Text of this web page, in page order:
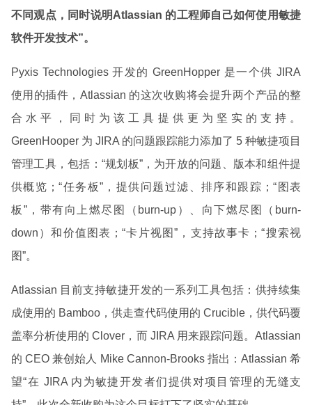
不同观点，同时说明Atlassian 的工程师自己如何使用敏捷
软件开发技术”。
Pyxis Technologies 开发的 GreenHopper 是一个供 JIRA
使用的插件，Atlassian 的这次收购将会提升两个产品的整
合水平，同时为该工具提供更为坚实的支持。
GreenHooper 为 JIRA 的问题跟踪能力添加了 5 种敏捷项目
管理工具，包括：“规划板”，为开放的问题、版本和组件提
供概览；“任务板”，提供问题过滤、排序和跟踪；“图表
板”，带有向上燃尽图（burn-up）、向下燃尽图（burn-
down）和价值图表；“卡片视图”，支持故事卡；“搜索视
图”。
Atlassian 目前支持敏捷开发的一系列工具包括：供持续集
成使用的 Bamboo，供走查代码使用的 Crucible，供代码覆
盖率分析使用的 Clover，而 JIRA 用来跟踪问题。Atlassian
的 CEO 兼创始人 Mike Cannon-Brooks 指出：Atlassian 希
望“在 JIRA 内为敏捷开发者们提供对项目管理的无缝支